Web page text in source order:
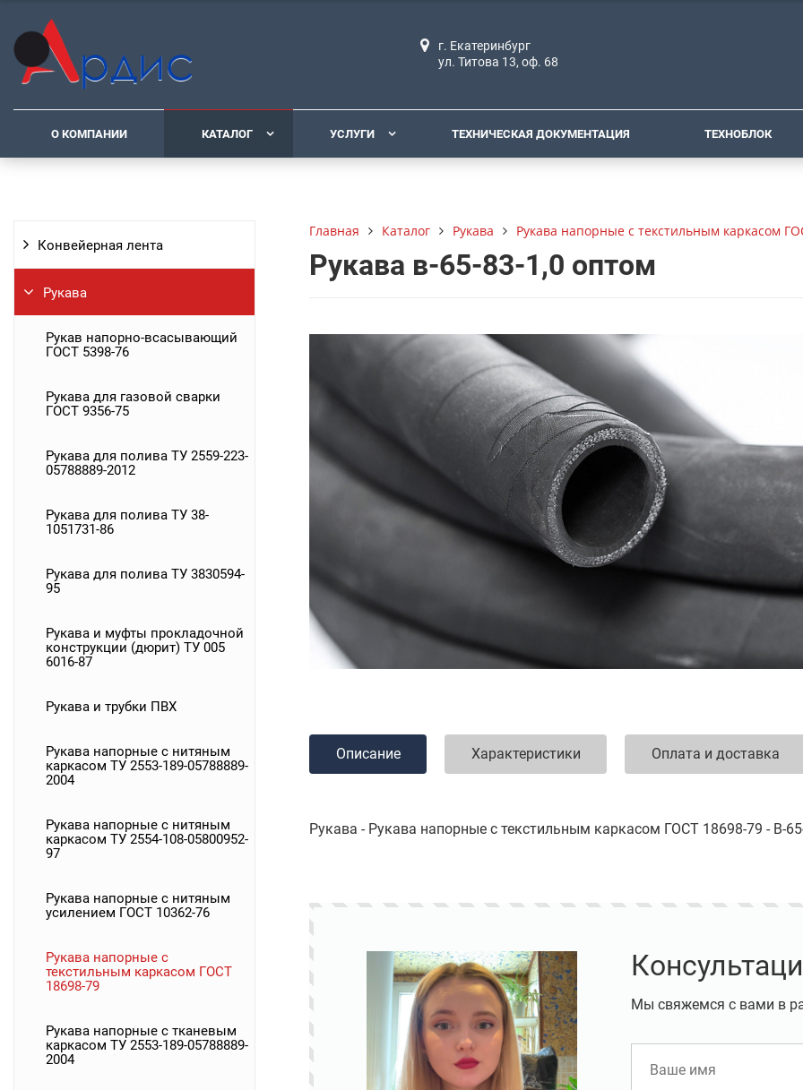
г. Екатеринбург
ул. Титова 13, оф. 68
О КОМПАНИИ КАТАЛОГ УСЛУГИ ТЕХНИЧЕСКАЯ ДОКУМЕНТАЦИЯ ТЕХНОБЛОК
Конвейерная лента
Рукава
Рукав напорно-всасывающий
ГОСТ 5398-76
Рукава для газовой сварки
ГОСТ 9356-75
Рукава для полива ТУ 2559-223-
05788889-2012
Рукава для полива ТУ 38-
1051731-86
Рукава для полива ТУ 3830594-
95
Рукава и муфты прокладочной
конструкции (дюрит) ТУ 005
6016-87
Рукава и трубки ПВХ
Рукава напорные с нитяным
каркасом ТУ 2553-189-05788889-
2004
Рукава напорные с нитяным
каркасом ТУ 2554-108-05800952-
97
Рукава напорные с нитяным
усилением ГОСТ 10362-76
Рукава напорные с
текстильным каркасом ГОСТ
18698-79
Рукава напорные с тканевым
каркасом ТУ 2553-189-05788889-
2004
Главная Каталог Рукава Рукава напорные с текстильным каркасом
Рукава в-65-83-1,0 оптом
Описание Характеристики Оплата и доставка
Рукава - Рукава напорные с текстильным каркасом ГОСТ 18698-79 - В-
Мы свяжемся с вами в